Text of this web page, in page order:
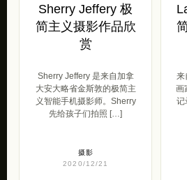
Sherry Jeffery 极
简主义摄影作品欣
赏
Sherry Jeffery 是来自加拿
大安大略省金斯敦的极简主
义智能手机摄影师。Sherry
先给孩子们拍照 […]
摄影
2020/12/21
来
画
记